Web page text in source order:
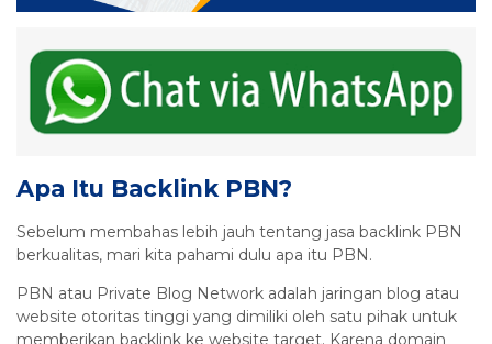
Apa Itu Backlink PBN?
Sebelum membahas lebih jauh tentang jasa backlink PBN
berkualitas, mari kita pahami dulu apa itu PBN.
PBN atau Private Blog Network adalah jaringan blog atau
website otoritas tinggi yang dimiliki oleh satu pihak untuk
memberikan backlink ke website target. Karena domain